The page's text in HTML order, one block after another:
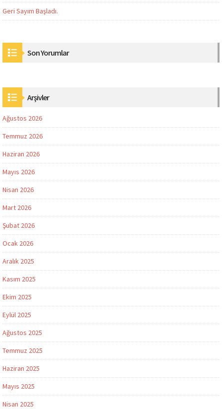
Geri Sayım Başladı.
Son Yorumlar
Arşivler
Ağustos 2026
Temmuz 2026
Haziran 2026
Mayıs 2026
Nisan 2026
Mart 2026
Şubat 2026
Ocak 2026
Aralık 2025
Kasım 2025
Ekim 2025
Eylül 2025
Ağustos 2025
Temmuz 2025
Haziran 2025
Mayıs 2025
Nisan 2025